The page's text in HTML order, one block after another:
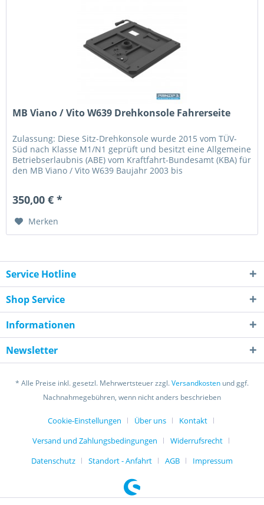
MB Viano / Vito W639 Drehkonsole Fahrerseite
Zulassung: Diese Sitz-Drehkonsole wurde 2015 vom TÜV-
Süd nach Klasse M1/N1 geprüft und besitzt eine Allgemeine
Betriebserlaubnis (ABE) vom Kraftfahrt-Bundesamt (KBA) für
den MB Viano / Vito W639 Baujahr 2003 bis
350,00 € *
Merken
Service Hotline
Shop Service
Informationen
Newsletter
* Alle Preise inkl. gesetzl. Mehrwertsteuer zzgl.Versandkosten und ggf.
Nachnahmegebühren, wenn nicht anders beschrieben
Cookie-Einstellungen Über uns
Kontakt
Versand und Zahlungsbedingungen
Widerrufsrecht
Datenschutz
Standort - Anfahrt AGB Impressum